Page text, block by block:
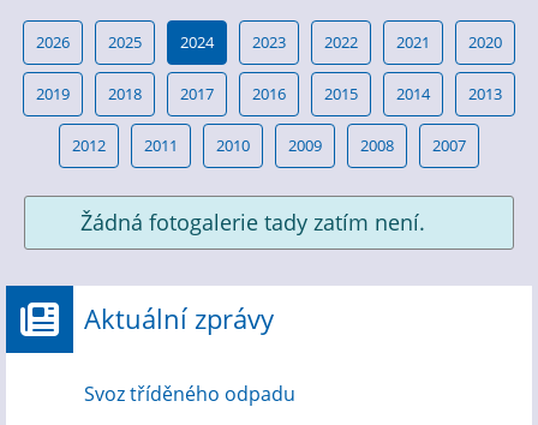
2026 2025 2024 2023 2022 2021 2020
2019 2018 2017 2016 2015 2014 2013
2012 2011 2010 2009 2008 2007
Žádná fotogalerie tady zatím není.
Aktuální zprávy
Svoz tříděného odpadu